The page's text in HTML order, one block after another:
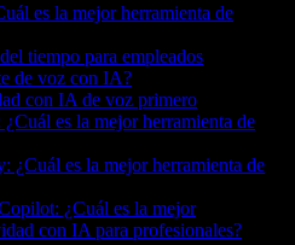
es la mejor herramienta de
tiempo para empleados
de voz con IA?
con IA de voz primero
es la mejor herramienta de
¿Cuál es la mejor herramienta de
¿Cuál es la mejor
con IA para profesionales?